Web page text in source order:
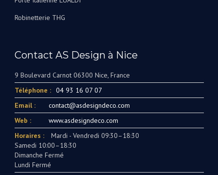
Robinetterie THG
Contact AS Design à Nice
9 Boulevard Carnot 06300 Nice, France
Téléphone : 04 93 16 07 07
Email :
contact@asdesigndeco.com
Web :
www.asdesigndeco.com
Horaires :
Mardi - Vendredi 09:30–18:30
Samedi 10:00–18:30
Dimanche Fermé
Lundi Fermé